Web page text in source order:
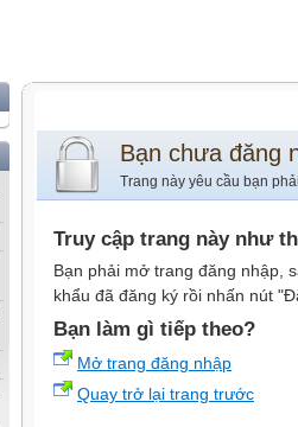
Bạn chưa đăng
Trang này yêu cầu bạn
Truy cập trang này như
Bạn phải mở trang đăng nhập,
khẩu đã đăng ký rồi nhấn nút
Bạn làm gì tiếp theo?
Mở trang đăng nhập
Quay trở lại trang trước